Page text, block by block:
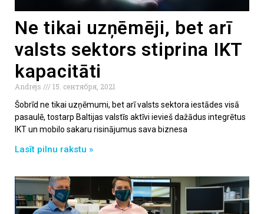
Ne tikai uzņēmēji, bet arī
valsts sektors stiprina IKT
kapacitāti
Andrejs
15. сентября, 2021
Šobrīd ne tikai uzņēmumi, bet arī valsts sektora iestādes visā
pasaulē, tostarp Baltijas valstīs aktīvi ievieš dažādus integrētus
IKT un mobilo sakaru risinājumus sava biznesa
Lasīt pilnu rakstu »